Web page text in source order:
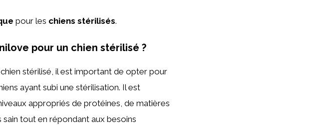
pour les chiens stérilisés.
pour un chien stérilisé ?
stérilisé, il est important de opter pour
ayant subi une stérilisation. Il est
appropriés de protéines, de matières
tout en répondant aux besoins